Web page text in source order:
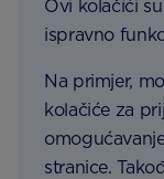
Ovi kolačići
ispravno
Na primjer,
kolačiće za
stranice.